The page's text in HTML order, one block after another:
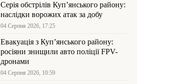
Серія обстрілів Куп’янського району:
наслідки ворожих атак за добу
04 Серпня 2026, 17:25
Евакуація з Куп’янського району:
росіяни знищили авто поліції FPV-
дронами
04 Серпня 2026, 10:59